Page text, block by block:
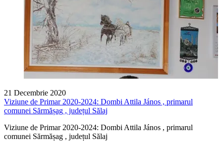
21 Decembrie 2020
Viziune de Primar 2020-2024: Dombi Attila János , primarul
comunei Sărmășag , județul Sălaj
Viziune de Primar 2020-2024: Dombi Attila János , primarul
comunei Sărmășag , județul Sălaj